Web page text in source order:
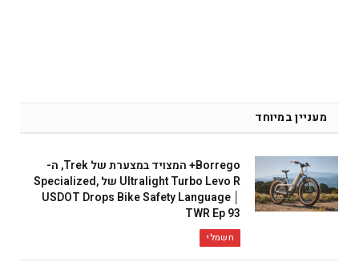
מעניין במיוחד
Borrego+ המצויד במצערת של Trek, ה-
Ultralight Turbo Levo R של Specialized,
USDOT Drops Bike Safety Language │
TWR Ep 93
חשמלי